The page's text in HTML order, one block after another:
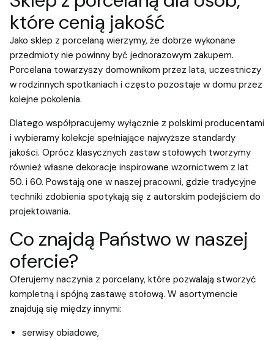
które cenią jakość
Jako sklep z porcelaną wierzymy, że dobrze wykonane
przedmioty nie powinny być jednorazowym zakupem.
Porcelana towarzyszy domownikom przez lata, uczestniczy
w rodzinnych spotkaniach i często pozostaje w domu przez
kolejne pokolenia.
Dlatego współpracujemy wyłącznie z polskimi producentami
i wybieramy kolekcje spełniające najwyższe standardy
jakości. Oprócz klasycznych zastaw stołowych tworzymy
również własne dekoracje inspirowane wzornictwem z lat
50. i 60. Powstają one w naszej pracowni, gdzie tradycyjne
techniki zdobienia spotykają się z autorskim podejściem do
projektowania.
Co znajdą Państwo w naszej
ofercie?
Oferujemy naczynia z porcelany, które pozwalają stworzyć
kompletną i spójną zastawę stołową. W asortymencie
znajdują się między innymi:
serwisy obiadowe,